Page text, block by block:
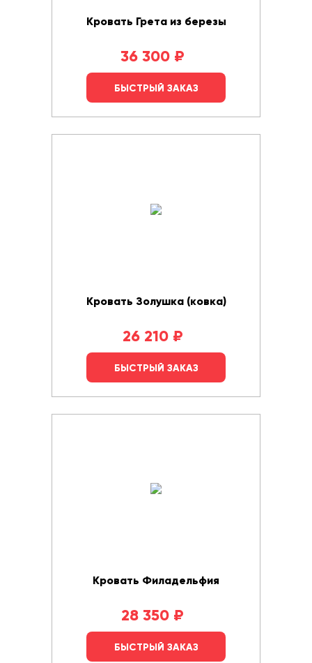
Кровать Грета из березы
36 300 ₽
БЫСТРЫЙ ЗАКАЗ
Кровать Золушка (ковка)
26 210 ₽
БЫСТРЫЙ ЗАКАЗ
Кровать Филадельфия
28 350 ₽
БЫСТРЫЙ ЗАКАЗ